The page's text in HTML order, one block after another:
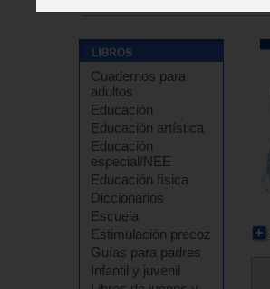
Cuadernos para
adultos
Educación
Educación artística
Educación
especial/NEE
Educación física
Diccionarios
Escuela
Estimulación precoz
Guías para padres
Infantil y juvenil